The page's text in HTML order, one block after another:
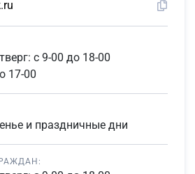
с 9-00 до 18-00
17-00
и праздничные дни